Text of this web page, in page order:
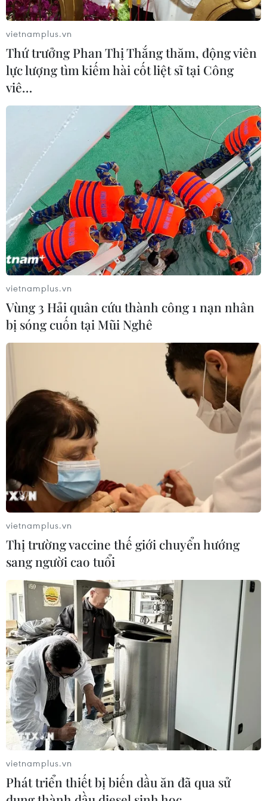
Người dân phường Thủy Xuân, thành phố Huế làm đất gieo cấy
lúa Hè Thu dưới nắng nóng gay gắt. (Ảnh: Nguyên Lý/TTXVN)
(TTXVN/Vietnam+)
#Thành phố Huế #Nắng nóng
#Sinh hoạt người dân
TP. Huế
TIN LIÊN QUAN
Nắng nóng làm tăng chi phí
sinh hoạt, CPI tháng 5 nhích lên 0,29%
03/06/2026 04:42
Nhu cầu sử dụng điện, nước tăng cao cùng đà tăng
của giá xăng, vật liệu xây dựng và nhà ở thuê đã khiến
CPI tháng 5/2026 tăng 0,29%, trong khi nhóm hàng ăn
và dịch vụ ăn uống giảm giá.
vietnamplus.vn
Thứ trưởng Phan Thị Thắng thăm, động viên
lực lượng tìm kiếm hài cốt liệt sĩ tại Công
viê…
vietnamplus.vn
Vùng 3 Hải quân cứu thành công 1 nạn nhân
bị sóng cuốn tại Mũi Nghê
vietnamplus.vn
Thị trường vaccine thế giới chuyển hướng
sang người cao tuổi
vietnamplus.vn
Phát triển thiết bị biến dầu ăn đã qua sử